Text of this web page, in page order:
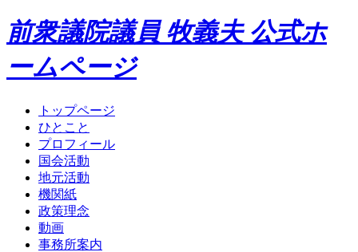
前衆議院議員 牧義夫 公式ホ
ームページ
トップページ
ひとこと
プロフィール
国会活動
地元活動
機関紙
政策理念
動画
事務所案内